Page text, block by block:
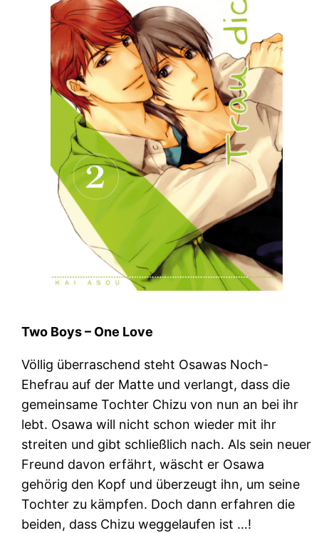
Two Boys – One Love
Völlig überraschend steht Osawas Noch-
Ehefrau auf der Matte und verlangt, dass die
gemeinsame Tochter Chizu von nun an bei ihr
lebt. Osawa will nicht schon wieder mit ihr
streiten und gibt schließlich nach. Als sein neuer
Freund davon erfährt, wäscht er Osawa
gehörig den Kopf und überzeugt ihn, um seine
Tochter zu kämpfen. Doch dann erfahren die
beiden, dass Chizu weggelaufen ist …!